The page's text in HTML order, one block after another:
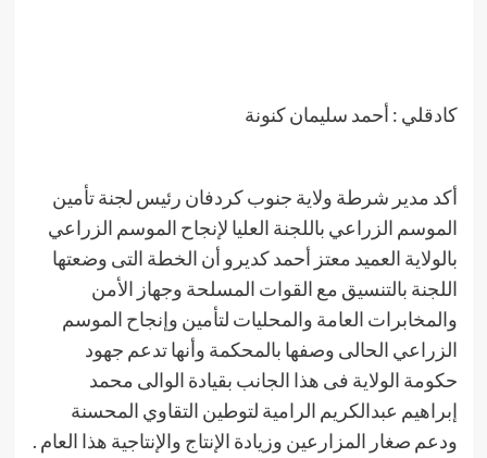
كادقلي : أحمد سليمان كنونة
أكد مدير شرطة ولاية جنوب كردفان رئيس لجنة تأمين
الموسم الزراعي باللجنة العليا لإنجاح الموسم الزراعي
بالولاية العميد معتز أحمد كديرو أن الخطة التى وضعتها
اللجنة بالتنسيق مع القوات المسلحة وجهاز الأمن
والمخابرات العامة والمحليات لتأمين وإنجاح الموسم
الزراعي الحالى وصفها بالمحكمة وأنها تدعم جهود
حكومة الولاية فى هذا الجانب بقيادة الوالى محمد
إبراهيم عبدالكريم الرامية لتوطين التقاوي المحسنة
ودعم صغار المزارعين وزيادة الإنتاج والإنتاجية هذا العام .